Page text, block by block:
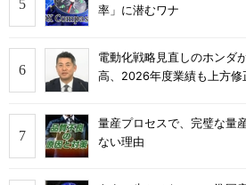
率」に潜むワナ
電動化戦略見直しのホンダ
高、2026年度業績も上方修
量産プロセスで、完璧な量
ない理由